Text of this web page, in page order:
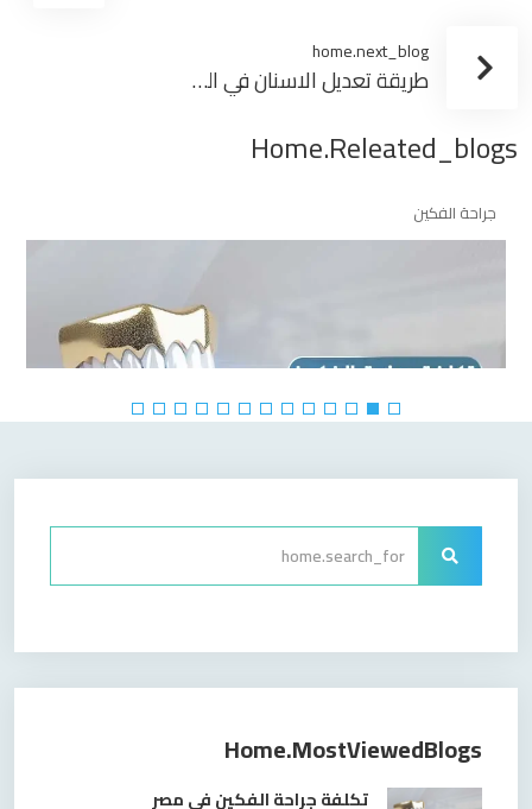
home.next_blog
طريقة تعديل الاسنان في البيت| هل هي حقيقة أم خرافة؟
Home.releated_blogs
جراحة الفكين
Home.mostViewedBlogs
تكلفة جراحة الفكين فى مصر